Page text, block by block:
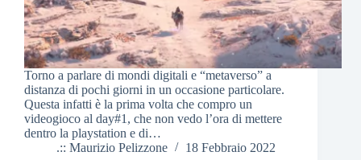
Torno a parlare di mondi digitali e “metaverso” a
distanza di pochi giorni in un occasione particolare.
Questa infatti è la prima volta che compro un
videogioco al day#1, che non vedo l’ora di mettere
dentro la playstation e di…
.:: Maurizio Pelizzone
18 Febbraio 2022